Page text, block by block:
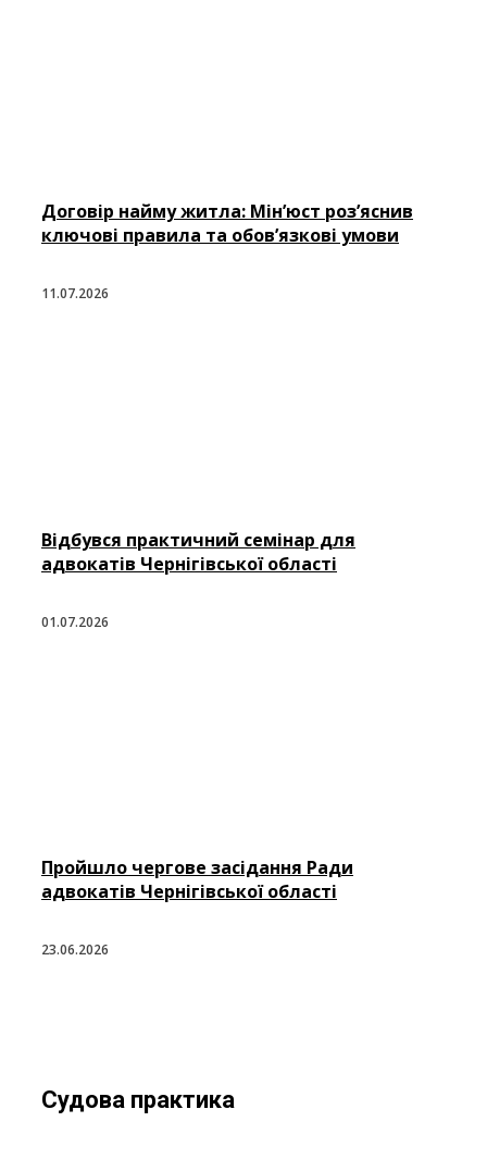
Договір найму житла: Мін’юст роз’яснив
ключові правила та обов’язкові умови
11.07.2026
Відбувся практичний семінар для
адвокатів Чернігівської області
01.07.2026
Пройшло чергове засідання Ради
адвокатів Чернігівської області
23.06.2026
Судова практика